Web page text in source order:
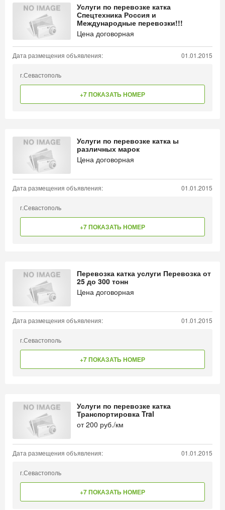
Услуги по перевозке катка
Спецтехника Россия и
Международные перевозки!!!
Цена договорная
Дата размещения объявления: 01.01.2015
г.Севастополь
+7 ПОКАЗАТЬ НОМЕР
Услуги по перевозке катка ы
различных марок
Цена договорная
Дата размещения объявления: 01.01.2015
г.Севастополь
+7 ПОКАЗАТЬ НОМЕР
Перевозка катка услуги Перевозка от
25 до 300 тонн
Цена договорная
Дата размещения объявления: 01.01.2015
г.Севастополь
+7 ПОКАЗАТЬ НОМЕР
Услуги по перевозке катка
Транспортировка Tral
от200 руб./км
Дата размещения объявления: 01.01.2015
г.Севастополь
+7 ПОКАЗАТЬ НОМЕР